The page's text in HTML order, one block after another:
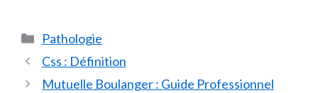
Catégories
Pathologie
Css : Définition
Mutuelle Boulanger : Guide Professionnel